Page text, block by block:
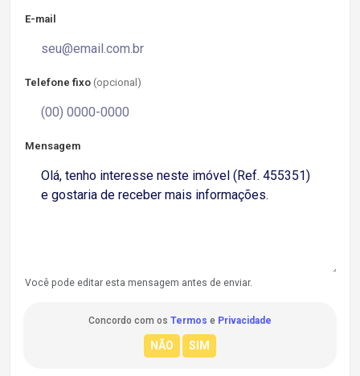
E-mail
Telefone fixo (opcional)
Mensagem
Você pode editar esta mensagem antes de enviar.
Concordo com os Termos e Privacidade